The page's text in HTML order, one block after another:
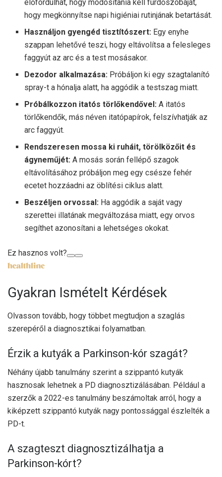
előfordulhat, hogy módosítania kell fürdőszobáját,
hogy megkönnyítse napi higiéniai rutinjának betartását.
Használjon gyengéd tisztítószert: Egy enyhe
szappan lehetővé teszi, hogy eltávolítsa a felesleges
faggyút az arc és a test mosásakor.
Dezodor alkalmazása: Próbáljon ki egy szagtalanító
spray-t a hónalja alatt, ha aggódik a testszag miatt.
Próbálkozzon itatós törlőkendővel: A itatós
törlőkendők, más néven itatópapírok, felszívhatják az
arc faggyút.
Rendszeresen mossa ki ruháit, törölközőit és
ágyneműjét: A mosás során fellépő szagok
eltávolításához próbáljon meg egy csésze fehér
ecetet hozzáadni az öblítési ciklus alatt.
Beszéljen orvossal: Ha aggódik a saját vagy
szerettei illatának megváltozása miatt, egy orvos
segíthet azonosítani a lehetséges okokat.
Ez hasznos volt?
Gyakran Ismételt Kérdések
Olvasson tovább, hogy többet megtudjon a szaglás
szerepéről a diagnosztikai folyamatban.
Érzik a kutyák a Parkinson-kór szagát?
Néhány újabb tanulmány szerint a szippantó kutyák
hasznosak lehetnek a PD diagnosztizálásában. Például a
szerzők a 2022-es tanulmány beszámoltak arról, hogy a
kiképzett szippantó kutyák nagy pontossággal észlelték a
PD-t.
A szagteszt diagnosztizálhatja a
Parkinson-kórt?